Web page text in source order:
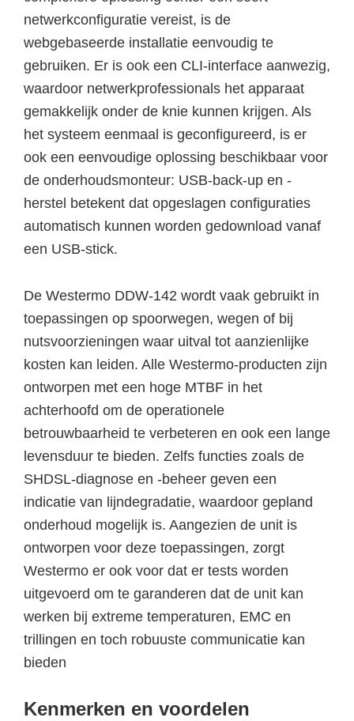
netwerkconfiguratie vereist, is de
webgebaseerde installatie eenvoudig te
gebruiken. Er is ook een CLI-interface aanwezig,
waardoor netwerkprofessionals het apparaat
gemakkelijk onder de knie kunnen krijgen. Als
het systeem eenmaal is geconfigureerd, is er
ook een eenvoudige oplossing beschikbaar voor
de onderhoudsmonteur: USB-back-up en -
herstel betekent dat opgeslagen configuraties
automatisch kunnen worden gedownload vanaf
een USB-stick.
De Westermo DDW-142 wordt vaak gebruikt in
toepassingen op spoorwegen, wegen of bij
nutsvoorzieningen waar uitval tot aanzienlijke
kosten kan leiden. Alle Westermo-producten zijn
ontworpen met een hoge MTBF in het
achterhoofd om de operationele
betrouwbaarheid te verbeteren en ook een lange
levensduur te bieden. Zelfs functies zoals de
SHDSL-diagnose en -beheer geven een
indicatie van lijndegradatie, waardoor gepland
onderhoud mogelijk is. Aangezien de unit is
ontworpen voor deze toepassingen, zorgt
Westermo er ook voor dat er tests worden
uitgevoerd om te garanderen dat de unit kan
werken bij extreme temperaturen, EMC en
trillingen en toch robuuste communicatie kan
bieden
Kenmerken en voordelen